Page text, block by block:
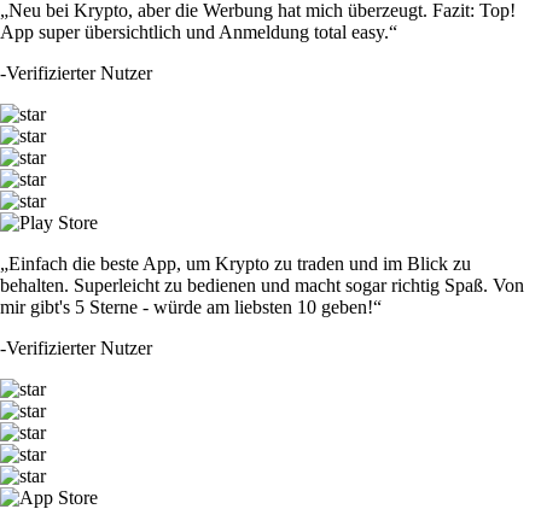
„Neu bei Krypto, aber die Werbung hat mich überzeugt. Fazit: Top!
App super übersichtlich und Anmeldung total easy.“
-Verifizierter Nutzer
„Einfach die beste App, um Krypto zu traden und im Blick zu
behalten. Superleicht zu bedienen und macht sogar richtig Spaß. Von
mir gibt's 5 Sterne - würde am liebsten 10 geben!“
-Verifizierter Nutzer